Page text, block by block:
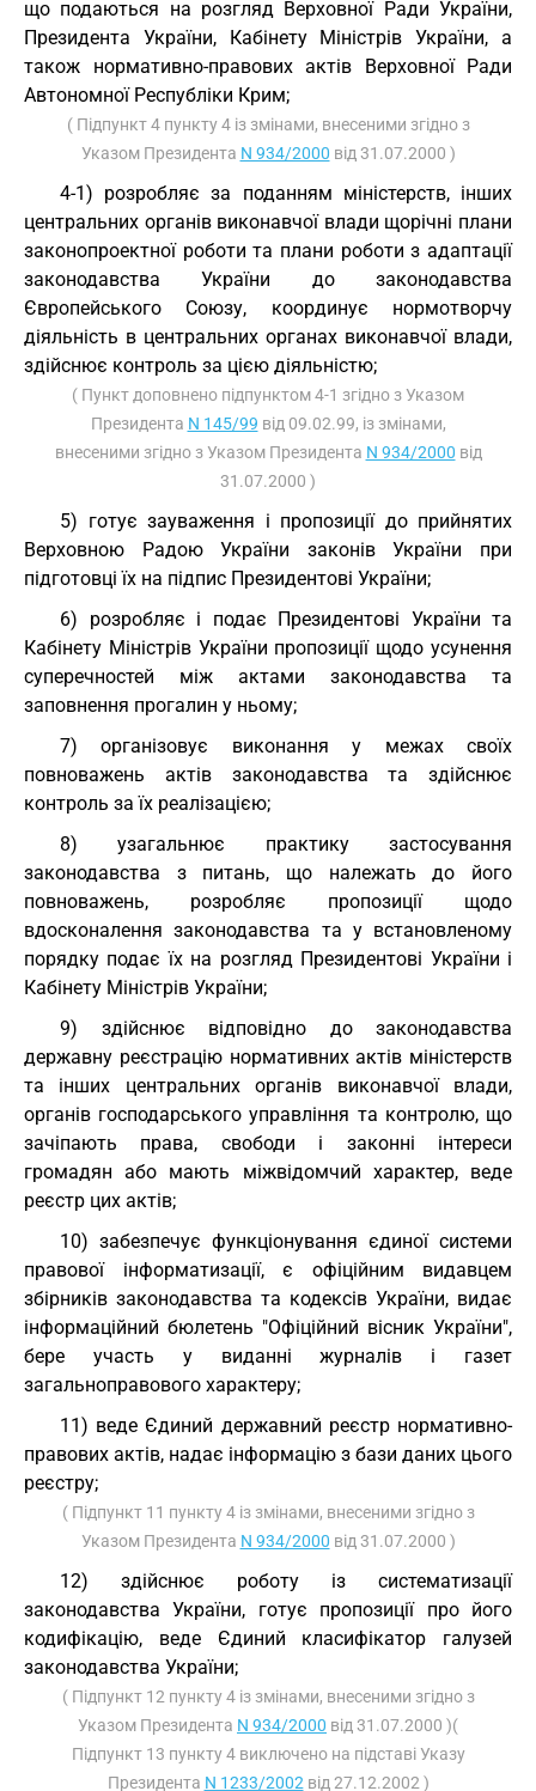
що подаються на розгляд Верховної Ради України,
Президента України, Кабінету Міністрів України, а
також нормативно-правових актів Верховної Ради
Автономної Республіки Крим;
( Підпункт 4 пункту 4 із змінами, внесеними згідно з
Указом Президента N 934/2000 від 31.07.2000 )
4-1) розробляє за поданням міністерств, інших
центральних органів виконавчої влади щорічні плани
законопроектної роботи та плани роботи з адаптації
законодавства України до законодавства
Європейського Союзу, координує нормотворчу
діяльність в центральних органах виконавчої влади,
здійснює контроль за цією діяльністю;
( Пункт доповнено підпунктом 4-1 згідно з Указом
Президента N 145/99 від 09.02.99, із змінами,
внесеними згідно з Указом Президента N 934/2000 від
31.07.2000 )
5) готує зауваження і пропозиції до прийнятих
Верховною Радою України законів України при
підготовці їх на підпис Президентові України;
6) розробляє і подає Президентові України та
Кабінету Міністрів України пропозиції щодо усунення
суперечностей між актами законодавства та
заповнення прогалин у ньому;
7) організовує виконання у межах своїх
повноважень актів законодавства та здійснює
контроль за їх реалізацією;
8) узагальнює практику застосування
законодавства з питань, що належать до його
повноважень, розробляє пропозиції щодо
вдосконалення законодавства та у встановленому
порядку подає їх на розгляд Президентові України і
Кабінету Міністрів України;
9) здійснює відповідно до законодавства
державну реєстрацію нормативних актів міністерств
та інших центральних органів виконавчої влади,
органів господарського управління та контролю, що
зачіпають права, свободи і законні інтереси
громадян або мають міжвідомчий характер, веде
реєстр цих актів;
10) забезпечує функціонування єдиної системи
правової інформатизації, є офіційним видавцем
збірників законодавства та кодексів України, видає
інформаційний бюлетень "Офіційний вісник України",
бере участь у виданні журналів і газет
загальноправового характеру;
11) веде Єдиний державний реєстр нормативно-
правових актів, надає інформацію з бази даних цього
реєстру;
( Підпункт 11 пункту 4 із змінами, внесеними згідно з
Указом Президента N 934/2000 від 31.07.2000 )
12) здійснює роботу із систематизації
законодавства України, готує пропозиції про його
кодифікацію, веде Єдиний класифікатор галузей
законодавства України;
( Підпункт 12 пункту 4 із змінами, внесеними згідно з
Указом Президента N 934/2000 від 31.07.2000 )(
Підпункт 13 пункту 4 виключено на підставі Указу
Президента N 1233/2002 від 27.12.2002 )